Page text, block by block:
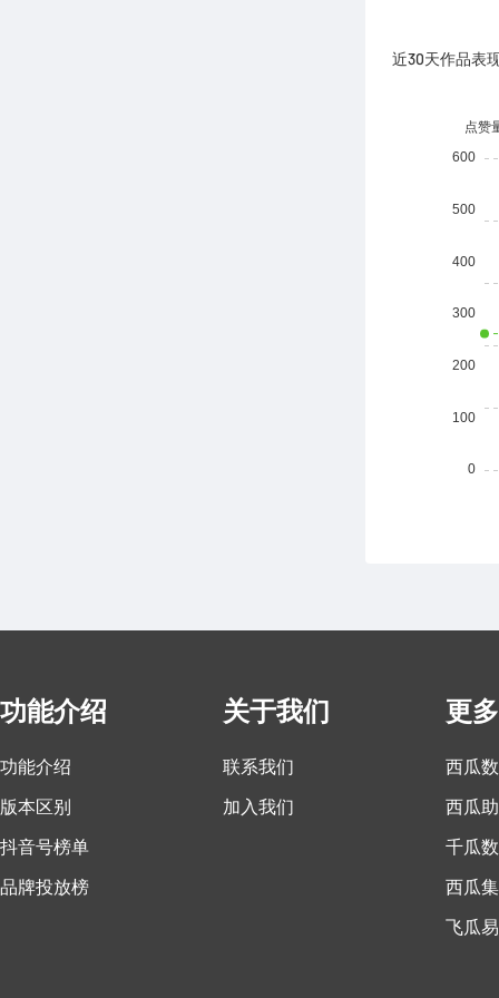
近30天作品表
功能介绍
功能介绍
版本区别
抖音号榜单
品牌投放榜
关于我们
联系我们
加入我们
更
西瓜
西瓜
千瓜
西瓜集
飞瓜